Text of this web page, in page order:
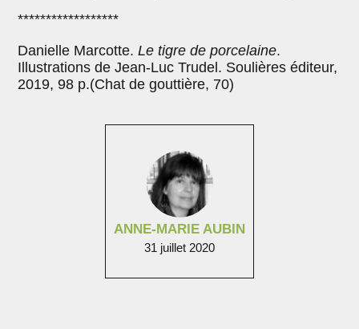
ANNE-MARIE AUBIN
31 juillet 2020
******************
Danielle Marcotte.Le tigre de porcelaine.
Illustrations de Jean-Luc Trudel. Soulières éditeur,
2019, 98 p.(Chat de gouttière, 70)